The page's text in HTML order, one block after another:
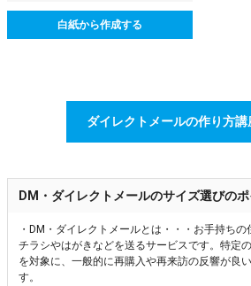
白紙から作成する
ダイレクトメールの作り方講
DM・ダイレクトメールのサイズ選びのポ
・DM・ダイレクトメールとは・・・お手持ちの
チラシやはがきなどを送るサービスです。特定
を対象に、一般的に再購入や再来訪の反響が良
す。